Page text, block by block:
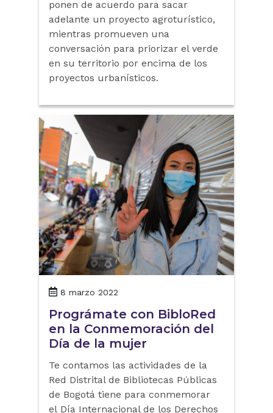
ponen de acuerdo para sacar
adelante un proyecto agroturístico,
mientras promueven una
conversación para priorizar el verde
en su territorio por encima de los
proyectos urbanísticos.
8 marzo 2022
Prográmate con BibloRed
en la Conmemoración del
Día de la mujer
Te contamos las actividades de la
Red Distrital de Bibliotecas Públicas
de Bogotá tiene para conmemorar
el Día Internacional de los Derechos